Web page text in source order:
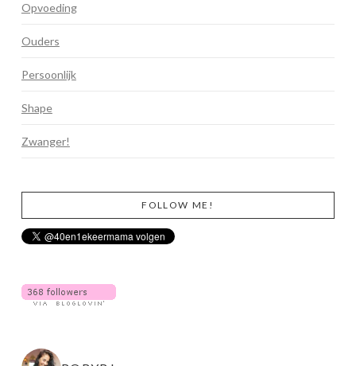
Opvoeding
Ouders
Persoonlijk
Shape
Zwanger!
FOLLOW ME!